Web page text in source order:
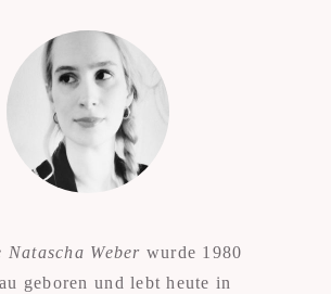
Natascha Weber wurde 1980
geboren und lebt heute in